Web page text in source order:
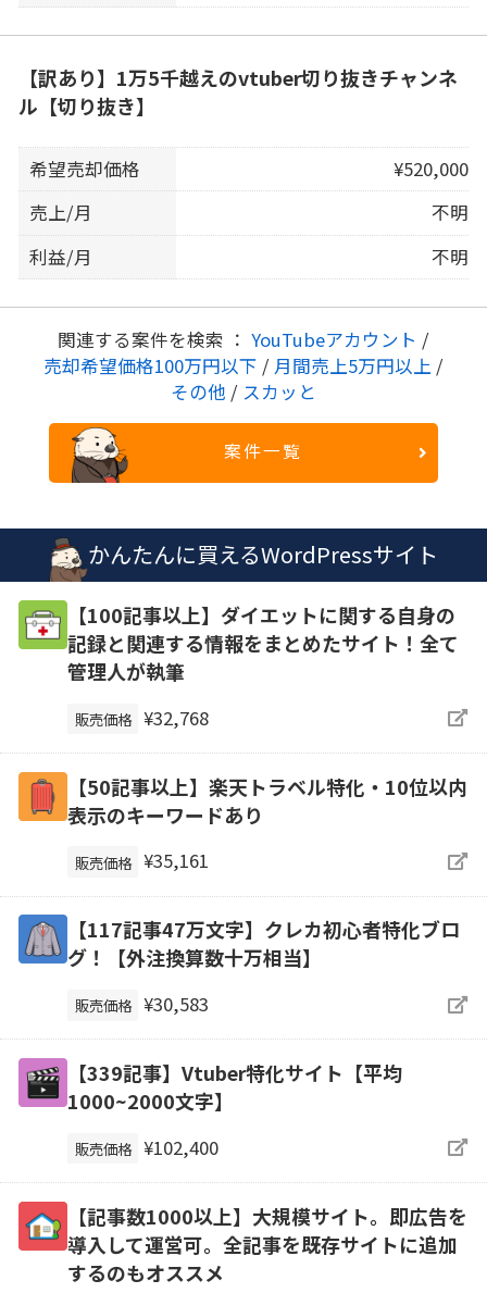
【訳あり】1万5千越えのvtuber切り抜きチャンネ
ル【切り抜き】
希望売却価格
¥520,000
売上/月
不明
利益/月
不明
関連する案件を検索 ： YouTubeアカウント /
売却希望価格100万円以下 / 月間売上5万円以上 /
その他 / スカッと
案件一覧
かんたんに買えるWordPressサイト
【100記事以上】ダイエットに関する自身の
記録と関連する情報をまとめたサイト！全て
管理人が執筆
販売価格 ¥32,768
【50記事以上】楽天トラベル特化・10位以内
表示のキーワードあり
販売価格 ¥35,161
【117記事47万文字】クレカ初心者特化ブロ
グ！【外注換算数十万相当】
販売価格 ¥30,583
【339記事】Vtuber特化サイト【平均
1000~2000文字】
販売価格 ¥102,400
【記事数1000以上】大規模サイト。即広告を
導入して運営可。全記事を既存サイトに追加
するのもオススメ